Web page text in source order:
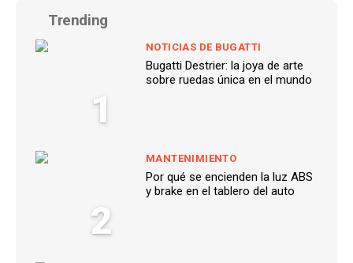
Trending
1
NOTICIAS DE BUGATTI
Bugatti Destrier: la joya de arte
sobre ruedas única en el mundo
2
MANTENIMIENTO
Por qué se encienden la luz ABS
y brake en el tablero del auto